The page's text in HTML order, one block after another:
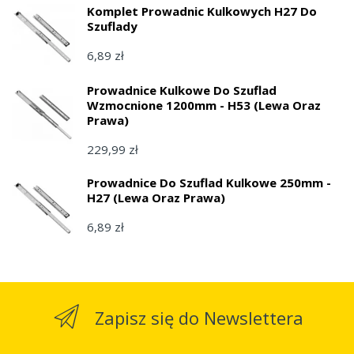
Komplet Prowadnic Kulkowych H27 Do
Szuflady
6,89 zł
Prowadnice Kulkowe Do Szuflad
Wzmocnione 1200mm - H53 (lewa Oraz
Prawa)
229,99 zł
Prowadnice Do Szuflad Kulkowe 250mm -
H27 (lewa Oraz Prawa)
6,89 zł
Zapisz się do Newslettera